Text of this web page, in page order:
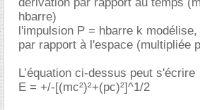
hbarre)
l'impulsion P = hbarre k
par rapport à l'espace (multipliée
L’équation ci-dessus peut s'écrire
E = +/-[(mc²)²+(pc)²]^1/2